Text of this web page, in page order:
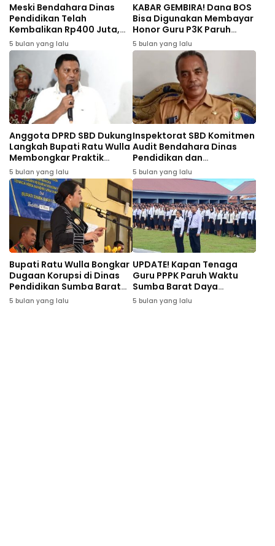
Meski Bendahara Dinas
Pendidikan Telah
Kembalikan Rp400 Juta,
DPRD SBD Fraksi Perindo
Dorong Proses Hukum
Tetap Berjalan
5 bulan yang lalu
KABAR GEMBIRA! Dana BOS
Bisa Digunakan Membayar
Honor Guru P3K Paruh
Waktu dan Non-ASN
5 bulan yang lalu
Anggota DPRD SBD Dukung
Langkah Bupati Ratu Wulla
Membongkar Praktik
Korupsi: Semoga Desa-
Desa Disusul
5 bulan yang lalu
Inspektorat SBD Komitmen
Audit Bendahara Dinas
Pendidikan dan
Kebudayaan, Kadis Sebut
Rp400 Juta Sudah
Dikembalikan
5 bulan yang lalu
Bupati Ratu Wulla Bongkar
Dugaan Korupsi di Dinas
Pendidikan Sumba Barat
Daya
5 bulan yang lalu
UPDATE! Kapan Tenaga
Guru PPPK Paruh Waktu
Sumba Barat Daya
Diangkat? Cek Besaran
Honornya
5 bulan yang lalu